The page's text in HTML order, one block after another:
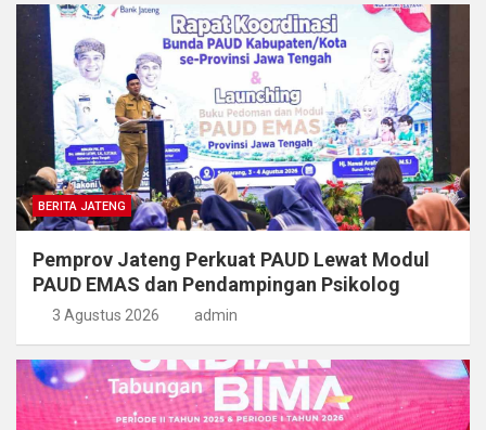
BERITA JATENG
Pemprov Jateng Perkuat PAUD Lewat Modul
PAUD EMAS dan Pendampingan Psikolog
3 Agustus 2026 admin